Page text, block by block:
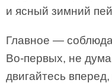
и ясный зимний
Главное —
Во-первых, не
двигайтесь